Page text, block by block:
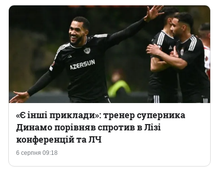
6 серпня 09:18
«Є інші приклади»: тренер суперника
Динамо порівняв спротив в Лізі
конференцій та ЛЧ